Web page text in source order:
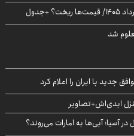
شد
جدید با ایران را اعلام کرد
ابدی‌اش+تصاویر
آسیا؛ آبی‌ها به امارات می‌روند؟